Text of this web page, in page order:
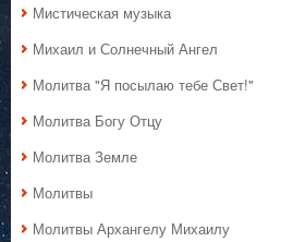
Мистическая музыка
Михаил и Солнечный Ангел
Молитва "Я посылаю тебе Свет!"
Молитва Богу Отцу
Молитва Земле
Молитвы
Молитвы Архангелу Михаилу